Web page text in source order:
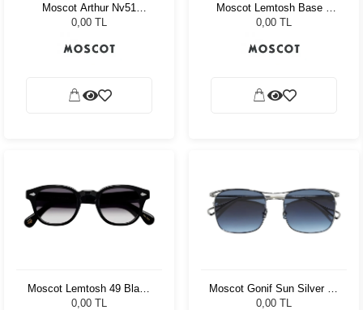
Moscot Arthur Nv51
Tortoise Celebrity Blue
0,00 TL
Moscot Lemtosh Base 2
Sun 49 Black Amber
0,00 TL
Moscot Lemtosh 49 Black
American Grey Fade
0,00 TL
Moscot Gonif Sun Silver 54
Denim Blue
0,00 TL